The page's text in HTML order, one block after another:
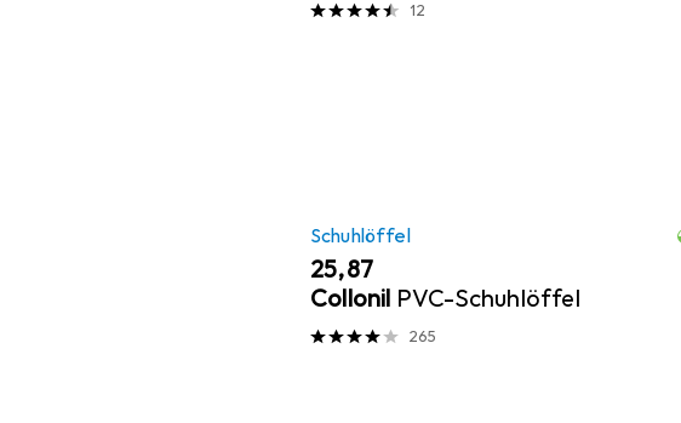
12
Schuhlöffel
EUR
25,87
Collonil PVC-Schuhlöffel
265